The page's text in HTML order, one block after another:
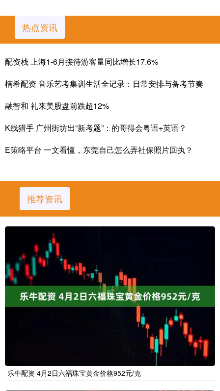
热点资讯
配资栈 上海1-6月接待游客量同比增长17.6%
楠希配资 音乐艺考集训生活全记录：日常安排与备考节奏
融智和 礼来美股盘前跌超12%
K线猎手 广州街坊出“新考题”：的哥得会粤语+英语？
E策略平台 一文看懂，东莞自己怎么弄社保照片回执？
推荐资讯
乐牛配资 4月2日六福珠宝黄金价格952元/克